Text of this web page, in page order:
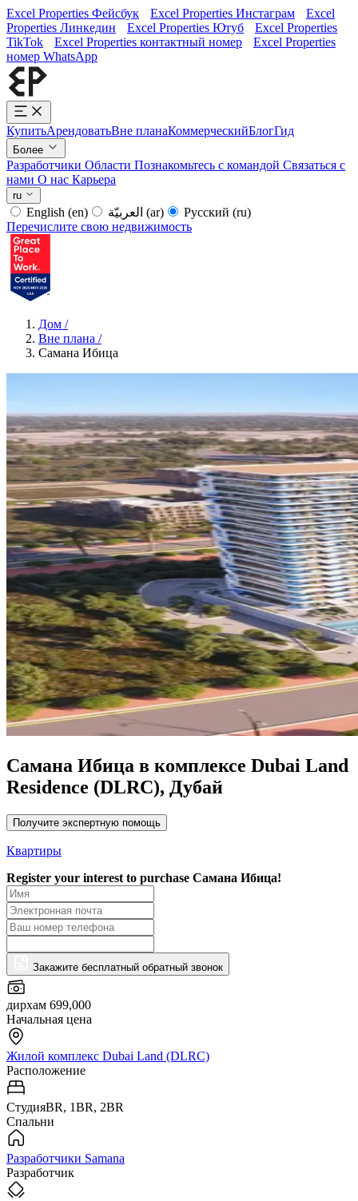
Excel Properties Фейсбук Excel Properties Инстаграм
Excel
Properties Линкедин
Excel Properties Ютуб
Excel Properties
TikTok
Excel Properties контактный номер
Excel Properties
номер WhatsApp
КупитьАрендоватьВне планаКоммерческийБлогГид
Более
Разработчики Области Познакомьтесь с командой Связаться с
нами О нас Карьера
ru
English (en) (ar) Русский (ru)
Перечислите свою недвижимость
Дом /
Вне плана /
Самана Ибица
Самана Ибица в комплексе Dubai Land
Residence (DLRC), Дубай
Получите экспертную помощь
Квартиры
Register your interest to purchase Самана Ибица!
Закажите бесплатный обратный звонок
дирхам 699,000
Начальная цена
Жилой комплекс Dubai Land (DLRC)
Расположение
СтудияBR, 1BR, 2BR
Спальни
Разработчики Samana
Разработчик